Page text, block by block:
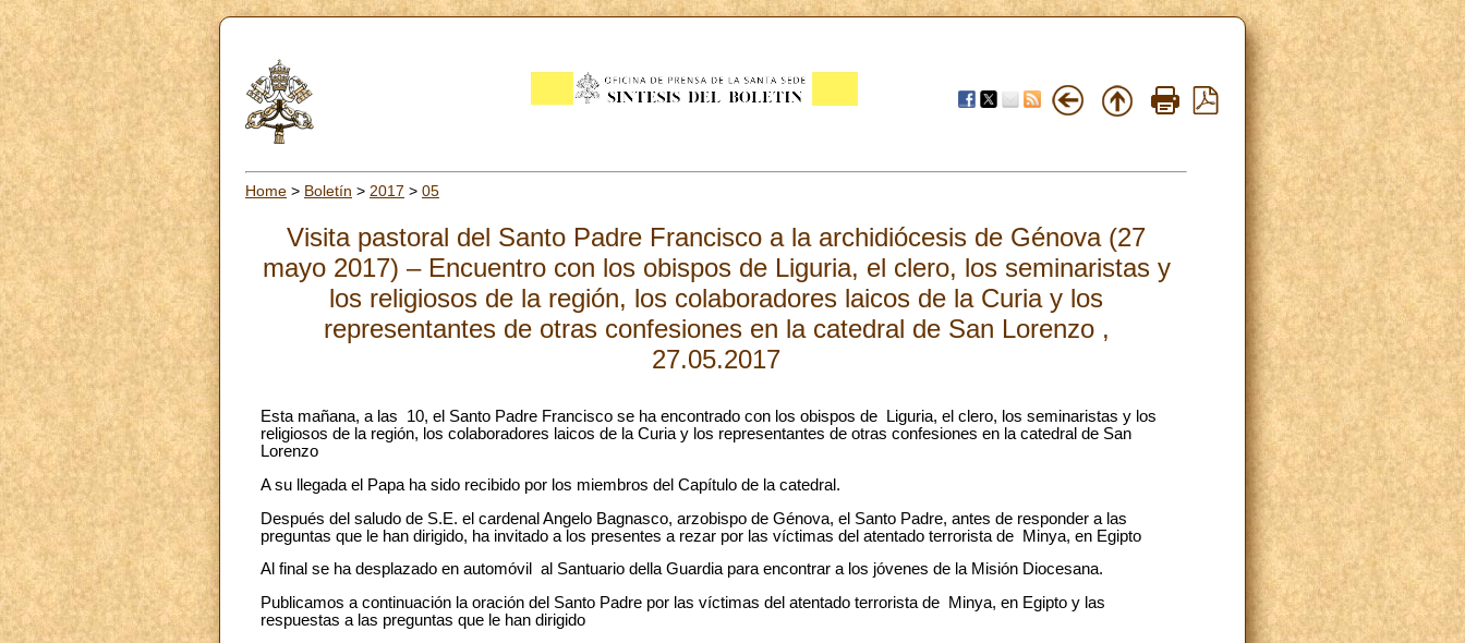
Home > Boletín > 2017 > 05
Visita pastoral del Santo Padre Francisco a la archidiócesis de Génova (27
mayo 2017) – Encuentro con los obispos de Liguria, el clero, los seminaristas y
los religiosos de la región, los colaboradores laicos de la Curia y los
representantes de otras confesiones en la catedral de San Lorenzo ,
27.05.2017
Esta mañana, a las 10, el Santo Padre Francisco se ha encontrado con los obispos de Liguria, el clero, los seminaristas y los
religiosos de la región, los colaboradores laicos de la Curia y los representantes de otras confesiones en la catedral de San
Lorenzo
A su llegada el Papa ha sido recibido por los miembros del Capítulo de la catedral.
Después del saludo de S.E. el cardenal Angelo Bagnasco, arzobispo de Génova, el Santo Padre, antes de responder a las
preguntas que le han dirigido, ha invitado a los presentes a rezar por las víctimas del atentado terrorista de Minya, en Egipto
Al final se ha desplazado en automóvil al Santuario della Guardia para encontrar a los jóvenes de la Misión Diocesana.
Publicamos a continuación la oración del Santo Padre por las víctimas del atentado terrorista de Minya, en Egipto y las
respuestas a las preguntas que le han dirigido